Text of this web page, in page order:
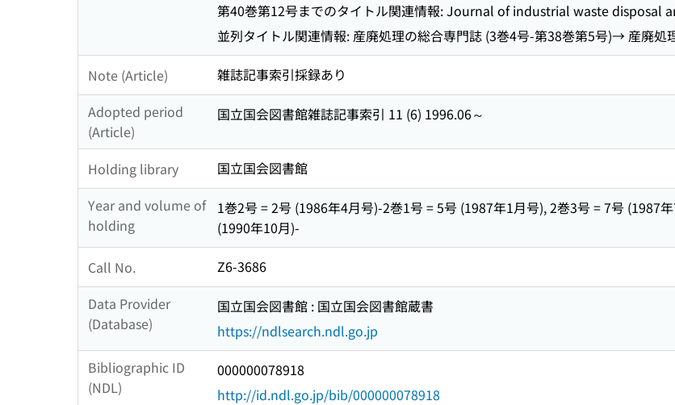
第40巻第12号までのタイトル関連情報: Journal of industrial waste disposal
並列タイトル関連情報: 産廃処理の総合専門誌 (3巻4号-第38巻第5号)→ 産廃
Note (Article)
雑誌記事索引採録あり
Adopted period
(Article)
国立国会図書館雑誌記事索引 11 (6) 1996.06～
Holding library
国立国会図書館
Year and volume of
holding
1巻2号 = 2号 (1986年4月号)-2巻1号 = 5号 (1987年1月号), 2巻3号 = 7号 (1987
(1990年10月)-
Call No.
Z6-3686
Data Provider
(Database)
国立国会図書館 : 国立国会図書館蔵書
https://ndlsearch.ndl.go.jp
Bibliographic ID
(NDL)
000000078918
http://id.ndl.go.jp/bib/000000078918